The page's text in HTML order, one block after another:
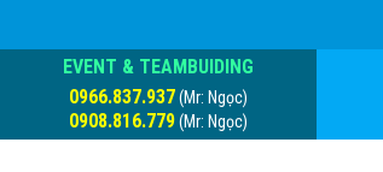
EVENT & TEAMBUIDING
0966.837.937(Mr: Ngọc)
0908.816.779(Mr: Ngọc)